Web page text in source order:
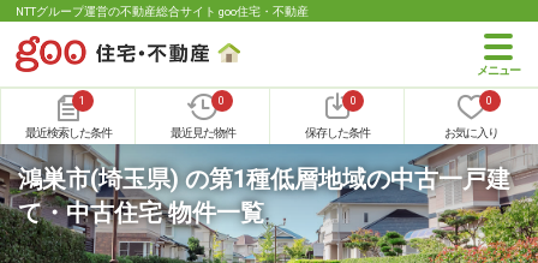
NTTグループ運営の不動産総合サイト goo住宅・不動産
1
最近検索した条件
0
最近見た物件
0
保存した条件
0
お気に入り
鴻巣市(埼玉県) の第1種低層地域の中古一戸建
て・中古住宅 物件一覧